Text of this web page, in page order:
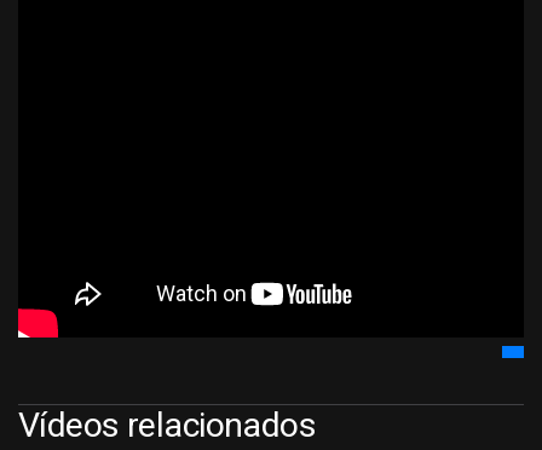
Vídeos relacionados